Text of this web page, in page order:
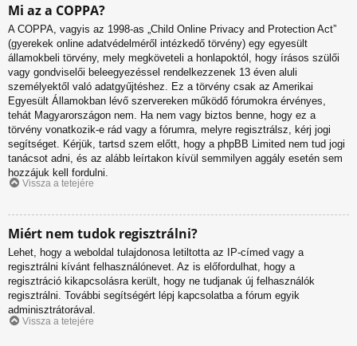
Mi az a COPPA?
A COPPA, vagyis az 1998-as „Child Online Privacy and Protection Act”
(gyerekek online adatvédelméről intézkedő törvény) egy egyesült
államokbeli törvény, mely megköveteli a honlapoktól, hogy írásos szülői
vagy gondviselői beleegyezéssel rendelkezzenek 13 éven aluli
személyektől való adatgyűjtéshez. Ez a törvény csak az Amerikai
Egyesült Államokban lévő szervereken működő fórumokra érvényes,
tehát Magyarországon nem. Ha nem vagy biztos benne, hogy ez a
törvény vonatkozik-e rád vagy a fórumra, melyre regisztrálsz, kérj jogi
segítséget. Kérjük, tartsd szem előtt, hogy a phpBB Limited nem tud jogi
tanácsot adni, és az alább leírtakon kívül semmilyen aggály esetén sem
hozzájuk kell fordulni.
Vissza a tetejére
Miért nem tudok regisztrálni?
Lehet, hogy a weboldal tulajdonosa letiltotta az IP-címed vagy a
regisztrálni kívánt felhasználónevet. Az is előfordulhat, hogy a
regisztráció kikapcsolásra került, hogy ne tudjanak új felhasználók
regisztrálni. További segítségért lépj kapcsolatba a fórum egyik
adminisztrátorával.
Vissza a tetejére